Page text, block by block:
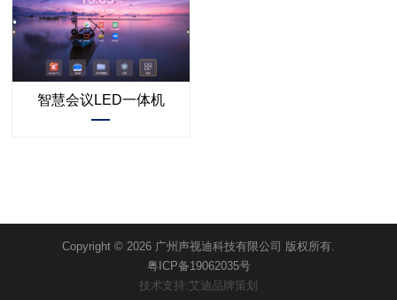
智慧会议LED一体机
Copyright © 2026 广州声视迪科技有限公司 版权所有.
粤ICP备19062035号
技术支持:艾迪品牌策划